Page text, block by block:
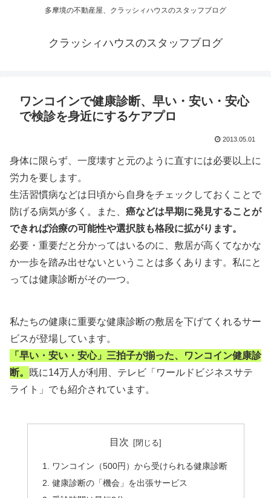
多摩境の不動産屋、クラッシィハウスのスタッフブログ
クラッシィハウスのスタッフブログ
ワンコインで健康診断、早い・安い・安心
で検診を身近にするケアプロ
2013.05.01
身体に限らず、一度壊すと元のように直すには必要以上に
労力を要します。
生活習慣病などは日頃から自身をチェックしておくことで
防げる病気が多く。また、 癌などは早期に発見することが
できれば治療の可能性や選択肢も格段に拡がります。
必要・重要だと分かってはいるのに、敷居が高くてなかな
か一歩を踏み出せないということは多くあります。私にと
っては健康診断がその一つ。
私たちの健康に重要な健康診断の敷居を下げてくれるサー
ビスが登場しています。
「早い・安い・安心」三拍子が揃った、ワンコイン健康診
断。
既に14万人が利用、テレビ「ワールドビジネスサテ
ライト」でも紹介されています。
目次
ワンコイン（500円）から受けられる健康診断
健康診断の「機会」を出張サービス